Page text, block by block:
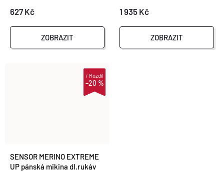
627 Kč
ZOBRAZIT
1 935 Kč
ZOBRAZIT
–20 %
iRozdíl
SENSOR MERINO EXTREME
UP pánská mikina dl.rukáv